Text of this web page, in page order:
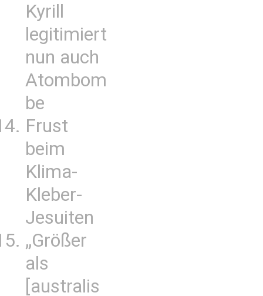
Kyrill
legitimiert
nun auch
Atombom
be
Frust
beim
Klima-
Kleber-
Jesuiten
„Größer
als
[australis